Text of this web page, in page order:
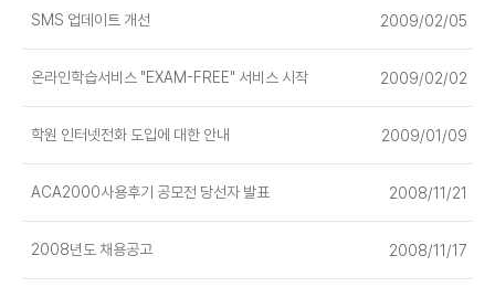
SMS 업데이트 개선 2009/02/05
온라인학습서비스 "EXAM-FREE" 서비스 시작 2009/02/02
학원 인터넷전화 도입에 대한 안내 2009/01/09
ACA2000사용후기 공모전 당선자 발표 2008/11/21
2008년도 채용공고 2008/11/17